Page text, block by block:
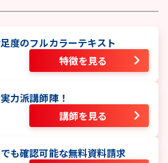
度のフルカラーテキスト
特徴を見る
力派講師陣！
講師を見る
も確認可能な無料資料請求